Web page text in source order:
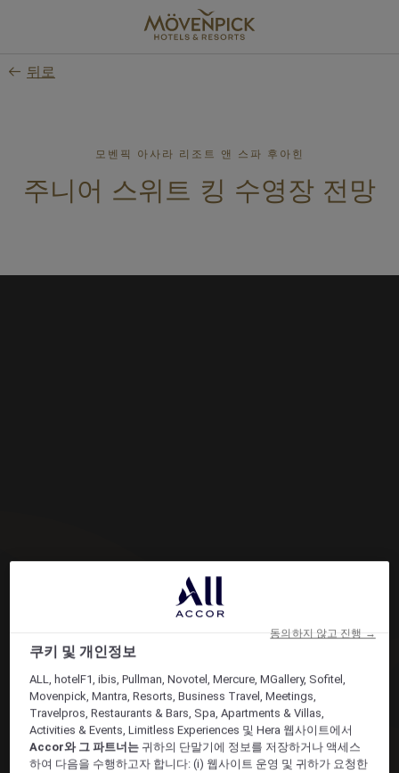
content
뒤로
모벤픽 아사라 리조트 앤 스파 후아힌
주니어 스위트 킹 수영장 전망
쿠키 및 개인정보
ALL, hotelF1, ibis, Pullman, Novotel, Mercure, MGallery, Sofitel,
Movenpick, Mantra, Resorts, Business Travel, Meetings,
Travelpros, Restaurants & Bars, Spa, Apartments & Villas,
Activities & Events, Limitless Experiences 및 Hera 웹사이트에서
Accor와 그 파트너는 귀하의 단말기에 정보를 저장하거나 액세스
하여 다음을 수행하고자 합니다: (i) 웹사이트 운영 및 귀하가 요청한
동의하지 않고 진행 →